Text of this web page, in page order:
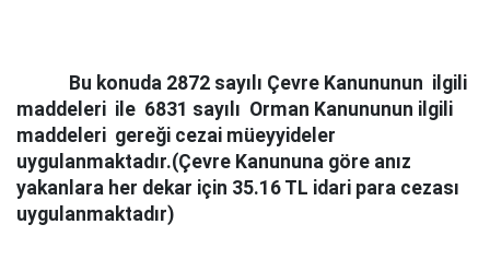
Bu konuda 2872 sayılı Çevre Kanununun ilgili
maddeleri ile 6831 sayılı Orman Kanununun ilgili
maddeleri gereği cezai müeyyideler
uygulanmaktadır.(Çevre Kanununa göre anız
yakanlara her dekar için 35.16 TL idari para cezası
uygulanmaktadır)